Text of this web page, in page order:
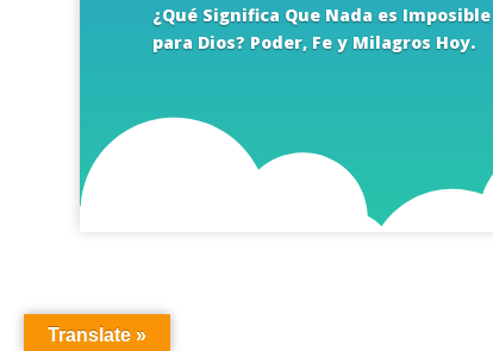
¿Qué Significa Que Nada es Imposible
para Dios? Poder, Fe y Milagros Hoy.
Translate »